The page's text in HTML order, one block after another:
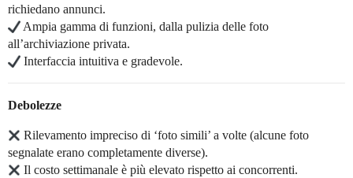
richiedano annunci.
Ampia gamma di funzioni, dalla pulizia delle foto
all’archiviazione privata.
Interfaccia intuitiva e gradevole.
Debolezze
Rilevamento impreciso di ‘foto simili’ a volte (alcune foto
segnalate erano completamente diverse).
Il costo settimanale è più elevato rispetto ai concorrenti.